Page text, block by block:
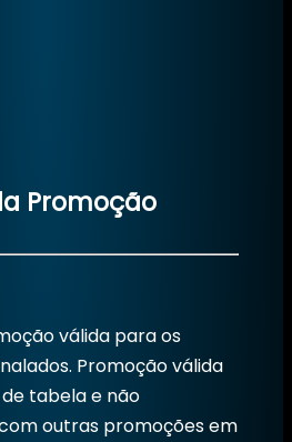
Promoção
válida para os
Promoção válida
tabela e não
outras promoções em